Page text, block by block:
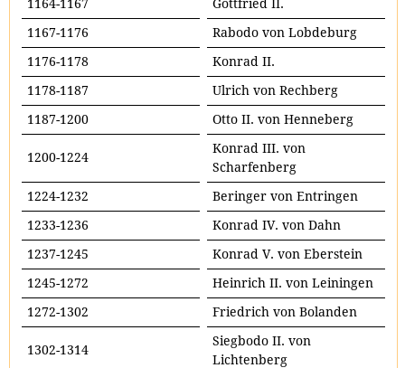
1164-1167
Gottfried II.
1167-1176
Rabodo von Lobdeburg
1176-1178
Konrad II.
1178-1187
Ulrich von Rechberg
1187-1200
Otto II. von Henneberg
1200-1224
Konrad III. von
Scharfenberg
1224-1232
Beringer von Entringen
1233-1236
Konrad IV. von Dahn
1237-1245
Konrad V. von Eberstein
1245-1272
Heinrich II. von Leiningen
1272-1302
Friedrich von Bolanden
1302-1314
Siegbodo II. von
Lichtenberg